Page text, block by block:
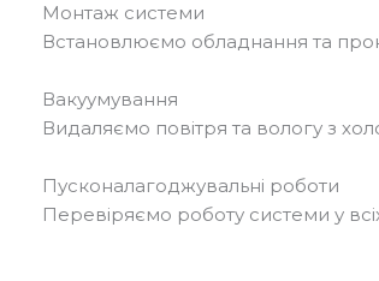
Монтаж системи
Встановлюємо обладнання та
Вакуумування
Видаляємо повітря та вологу з
Пусконалагоджувальні роботи
Перевіряємо роботу системи у